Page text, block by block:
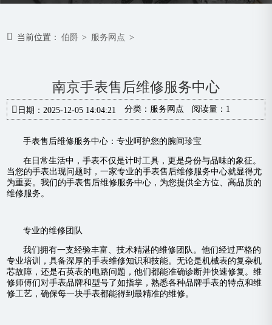
当前位置： 伯爵 > 服务网点 >
南京手表售后维修服务中心
日期：2025-12-05 14:04:21 分类： 服务网点 阅读量：1
手表售后维修服务中心：专业呵护您的腕间珍宝
在日常生活中，手表不仅是计时工具，更是身份与品味的象征。
当您的手表出现问题时，一家专业的手表售后维修服务中心就显得尤
为重要。我们的手表售后维修服务中心，为您提供全方位、高品质的
维修服务。
专业的维修团队
我们拥有一支经验丰富、技术精湛的维修团队。他们经过严格的
专业培训，具备深厚的手表维修知识和技能。无论是机械表的复杂机
芯故障，还是石英表的电路问题，他们都能准确诊断并快速修复。维
修师傅们对手表品牌和型号了如指掌，熟悉各种品牌手表的特点和维
修工艺，确保每一块手表都能得到最精准的维修。